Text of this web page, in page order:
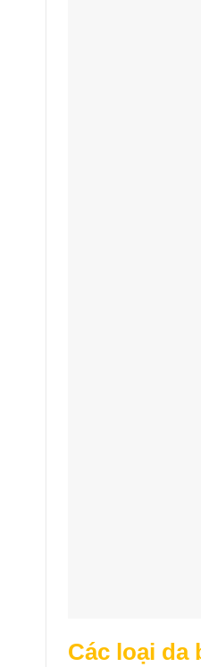
Các loại da